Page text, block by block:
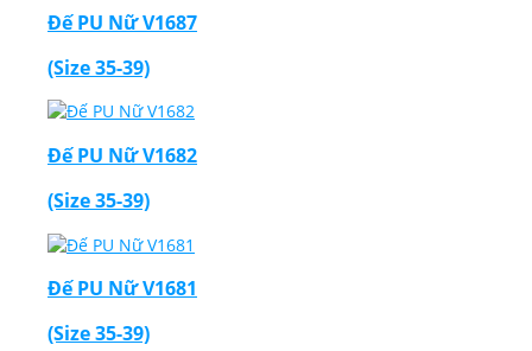
Đế PU Nữ V1687
(Size 35-39)
Đế PU Nữ V1682
(Size 35-39)
Đế PU Nữ V1681
(Size 35-39)